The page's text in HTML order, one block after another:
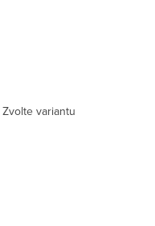
Zvolte variantu